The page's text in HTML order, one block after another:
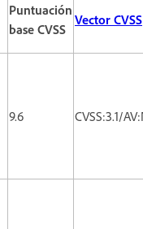
Puntuación
base CVSS
Vector CVSS
9.6 CVSS:3.1/